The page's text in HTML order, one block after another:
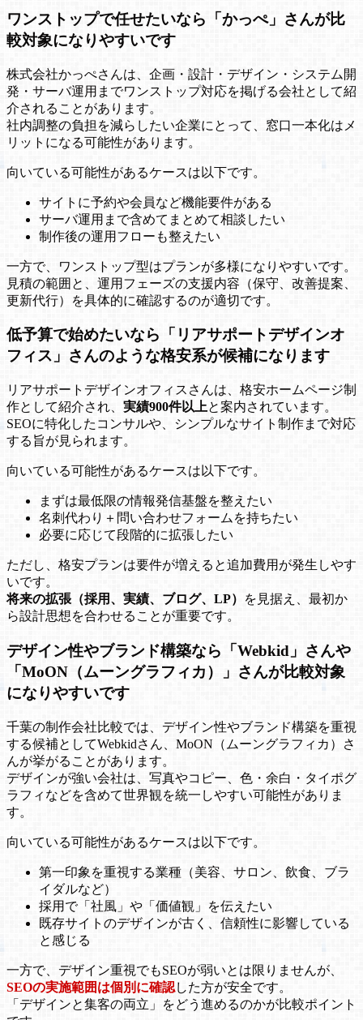
ワンストップで任せたいなら「かっぺ」さんが比
較対象になりやすいです
株式会社かっぺさんは、企画・設計・デザイン・システム開
発・サーバ運用までワンストップ対応を掲げる会社として紹
介されることがあります。
社内調整の負担を減らしたい企業にとって、窓口一本化はメ
リットになる可能性があります。
向いている可能性があるケースは以下です。
サイトに予約や会員など機能要件がある
サーバ運用まで含めてまとめて相談したい
制作後の運用フローも整えたい
一方で、ワンストップ型はプランが多様になりやすいです。
見積の範囲と、運用フェーズの支援内容（保守、改善提案、
更新代行）を具体的に確認するのが適切です。
低予算で始めたいなら「リアサポートデザインオ
フィス」さんのような格安系が候補になります
リアサポートデザインオフィスさんは、格安ホームページ制
作として紹介され、 実績900件以上と案内されています。
SEOに特化したコンサルや、シンプルなサイト制作まで対応
する旨が見られます。
向いている可能性があるケースは以下です。
まずは最低限の情報発信基盤を整えたい
名刺代わり＋問い合わせフォームを持ちたい
必要に応じて段階的に拡張したい
ただし、格安プランは要件が増えると追加費用が発生しやす
いです。
将来の拡張（採用、実績、ブログ、LP）
を見据え、最初か
ら設計思想を合わせることが重要です。
デザイン性やブランド構築なら「Webkid」さんや
「MoON（ムーングラフィカ）」さんが比較対象
になりやすいです
千葉の制作会社比較では、デザイン性やブランド構築を重視
する候補としてWebkidさん、MoON（ムーングラフィカ）さ
んが挙がることがあります。
デザインが強い会社は、写真やコピー、色・余白・タイポグ
ラフィなどを含めて世界観を統一しやすい可能性がありま
す。
向いている可能性があるケースは以下です。
第一印象を重視する業種（美容、サロン、飲食、ブラ
イダルなど）
採用で「社風」や「価値観」を伝えたい
既存サイトのデザインが古く、信頼性に影響している
と感じる
一方で、デザイン重視でもSEOが弱いとは限りませんが、
SEOの実施範囲は個別に確認した方が安全です。
「デザインと集客の両立」をどう進めるのかが比較ポイント